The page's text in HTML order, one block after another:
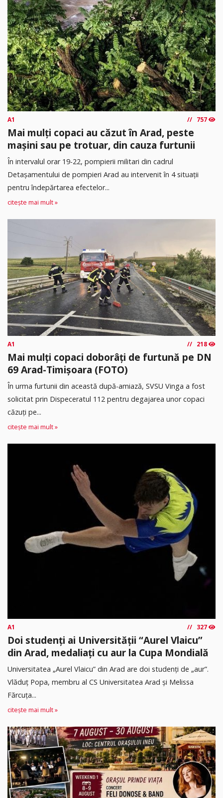
A1 757
Mai mulți copaci au căzut în Arad, peste
mașini sau pe trotuar, din cauza furtunii
În intervalul orar 19-22, pompierii militari din cadrul
Detașamentului de pompieri Arad au intervenit în 4 situații
pentru îndepărtarea efectelor...
citește mai mult »
A1 218
Mai mulți copaci doborâți de furtună pe DN
69 Arad-Timișoara (FOTO)
În urma furtunii din această după-amiază, SVSU Vinga a fost
solicitat prin Dispeceratul 112 pentru degajarea unor copaci
căzuți pe...
citește mai mult »
A1 327
Doi studenți ai Universității “Aurel Vlaicu”
din Arad, medaliați cu aur la Cupa Mondială
Universitatea „Aurel Vlaicu” din Arad are doi studenți de „aur”.
Vlăduț Popa, membru al CS Universitatea Arad și Melissa
Fărcuța...
citește mai mult »